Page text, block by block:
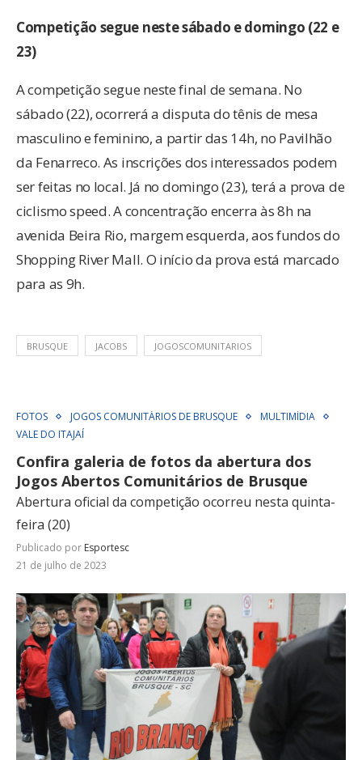
Competição segue neste sábado e domingo (22 e
23)
A competição segue neste final de semana. No
sábado (22), ocorrerá a disputa do tênis de mesa
masculino e feminino, a partir das 14h, no Pavilhão
da Fenarreco. As inscrições dos interessados podem
ser feitas no local. Já no domingo (23), terá a prova de
ciclismo speed. A concentração encerra às 8h na
avenida Beira Rio, margem esquerda, aos fundos do
Shopping River Mall. O início da prova está marcado
para as 9h.
BRUSQUE JACOBS JOGOSCOMUNITARIOS
FOTOS JOGOS COMUNITÁRIOS DE BRUSQUE
MULTIMÍDIA
VALE DO ITAJAÍ
Confira galeria de fotos da abertura dos
Jogos Abertos Comunitários de Brusque
Abertura oficial da competição ocorreu nesta quinta-
feira (20)
Publicado por Esportesc
21 de julho de 2023